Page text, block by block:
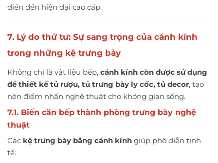
điển đến hiện đại cao cấp.
7. Lý do thứ tư: Sự sang trọng của cánh kính
trong những kệ trưng bày
Không chỉ là vật liệu bếp, cánh kính còn được sử dụng
để thiết kế tủ rượu, tủ trưng bày ly cốc, tủ decor, tạo
nên điểm nhấn nghệ thuật cho không gian sống.
7.1. Biến căn bếp thành phòng trưng bày nghệ
thuật
Các kệ trưng bày bằng cánh kính giúp phô diễn tinh
tế: